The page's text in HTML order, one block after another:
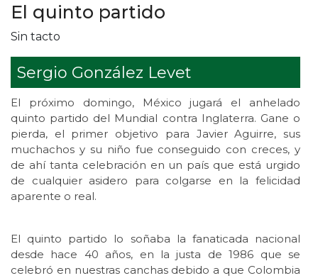
El quinto partido
Sin tacto
Sergio González Levet
El próximo domingo, México jugará el anhelado
quinto partido del Mundial contra Inglaterra. Gane o
pierda, el primer objetivo para Javier Aguirre, sus
muchachos y su niño fue conseguido con creces, y
de ahí tanta celebración en un país que está urgido
de cualquier asidero para colgarse en la felicidad
aparente o real.
El quinto partido lo soñaba la fanaticada nacional
desde hace 40 años, en la justa de 1986 que se
celebró en nuestras canchas debido a que Colombia